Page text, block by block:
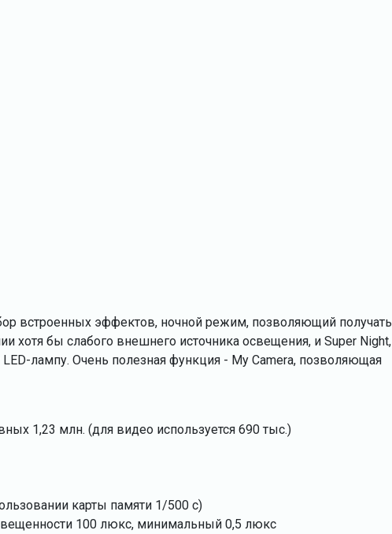
встроенных эффектов, ночной режим, позволяющий получать
хотя бы слабого внешнего источника освещения, и Super Night,
лампу. Очень полезная функция - My Camera, позволяющая
1,23 млн. (для видео используется 690 тыс.)
карты памяти 1/500 с)
100 люкс, минимальный 0,5 люкс